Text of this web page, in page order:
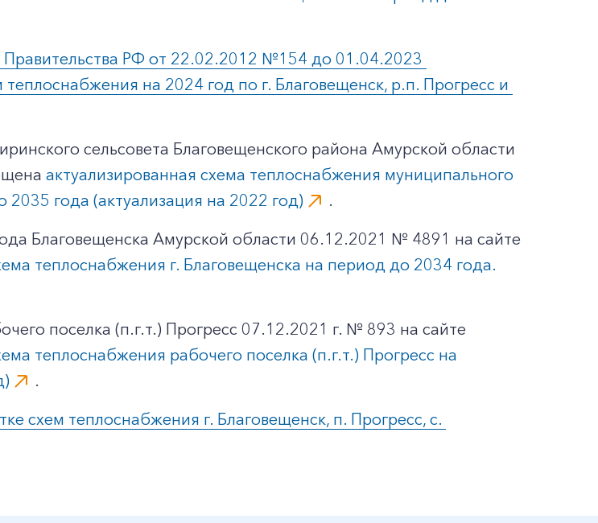
Правительства РФ от 22.02.2012 №154 до 01.04.2023
на 2024 год по г. Благовещенск, р.п. Прогресс и
сельсовета Благовещенского района Амурской области
актуализированная схема теплоснабжения муниципального
года (актуализация на 2022 год)
.
Благовещенска Амурской области 06.12.2021 № 4891 на сайте
теплоснабжения г. Благовещенска на период до 2034 года.
поселка (п.г.т.) Прогресс 07.12.2021 г. № 893 на сайте
теплоснабжения рабочего поселка (п.г.т.) Прогресс на
.
схем теплоснабжения г. Благовещенск, п. Прогресс, с.